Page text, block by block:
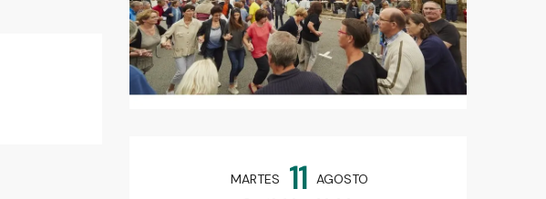
Horarios y datos de
MARTES 11 AGOSTO